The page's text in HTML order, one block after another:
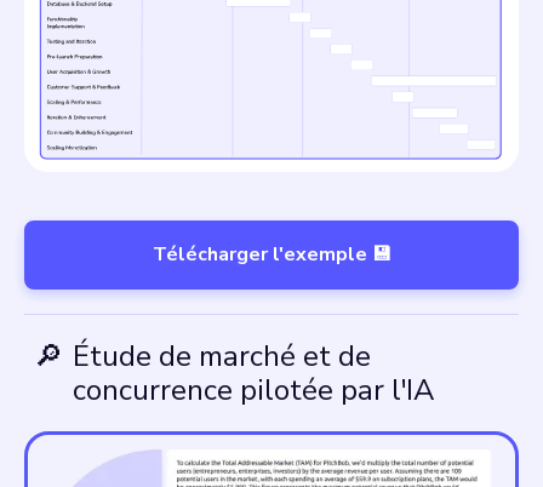
Télécharger l'exemple 💾
🔎 Étude de marché et de
concurrence pilotée par l'IA